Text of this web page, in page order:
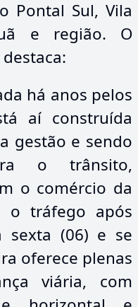
Pontal Sul, Vila
e região. O
há anos pelos
aí construída
gestão e sendo
o trânsito,
o comércio da
o tráfego após
sexta (06) e se
oferece plenas
viária, com